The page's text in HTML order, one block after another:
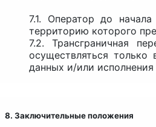
7.1. Оператор до
территорию которого
7.2. Трансграничная
осуществляться только
данных и/или
8. Заключительные положения